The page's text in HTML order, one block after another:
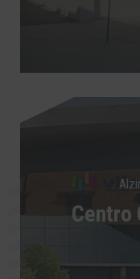
Centro